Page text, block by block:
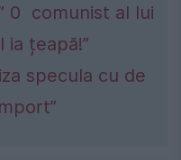
0 comunist al lui
ia țeapă!”
specula cu de